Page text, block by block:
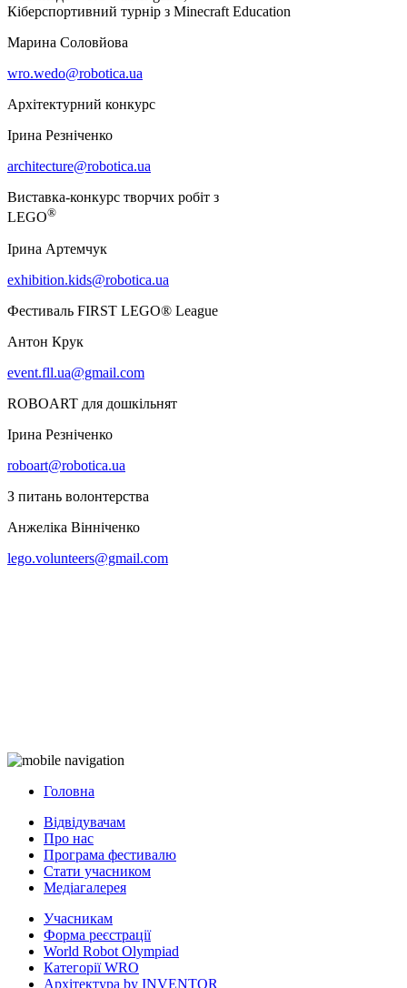
Кіберспортивний турнір з Minecraft Education
Марина Соловйова
wro.wedo@robotica.ua
Архітектурний конкурс
Ірина Резніченко
architecture@robotica.ua
Виставка-конкурс творчих робіт з
LEGO®
Ірина Артемчук
exhibition.kids@robotica.ua
Фестиваль FIRST LEGO® League
Антон Крук
event.fll.ua@gmail.com
ROBOART для дошкільнят
Ірина Резніченко
roboart@robotica.ua
З питань волонтерства
Анжеліка Вінніченко
lego.volunteers@gmail.com
Головна
Відвідувачам
Про нас
Програма фестивалю
Стати учасником
Медіагалерея
Учасникам
Форма реєстрації
World Robot Olympiad
Категорії WRO
Архітектура by INVENTOR